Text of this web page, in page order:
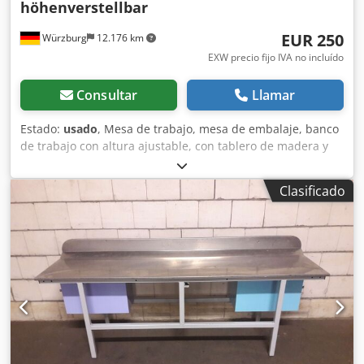
Würzburg 12.176 km
höhenverstellbar
EUR 250
EXW precio fijo IVA no incluído
Consultar Llamar
Estado: usado, Mesa de trabajo, mesa de embalaje, banco
de trabajo con altura ajustable, con tablero de madera y
contenedor de cajones RA1800 Mesa de trabajo de metal,
pintada de blanco, usada Tablero de trabajo de madera
(con signos de desgaste) Ajuste de altura manual mediante
manivela Medidas: Ancho: 2000 mm Profundidad: 640 mm
Altura: 840 – 1020 mm (ajustable) Contenedor de cajones
con 4 cajones de diferentes alturas Contenedor en 2
colores diferentes (turquesa y azul) Disposición de los
contenedores: algunos a la izquierda, otros a la derecha
Medidas del contenedor: 400 x 650 x 600 mm (ancho x alto
x profundidad) Alturas de los cajones: 1 x 50 mm, 2 x 150
mm, 1 x 300 mm ¡Más de 50 mesas disponibles! Todos los
precios son netos, más IVA, desde el almacén central de
Clasificado